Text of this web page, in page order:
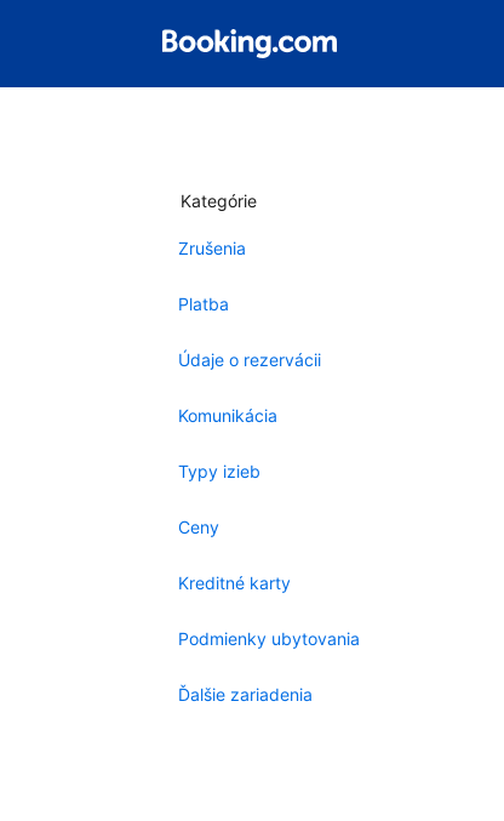
Kategórie
Zrušenia
Platba
Údaje o rezervácii
Komunikácia
Typy izieb
Ceny
Kreditné karty
Podmienky ubytovania
Ďalšie zariadenia